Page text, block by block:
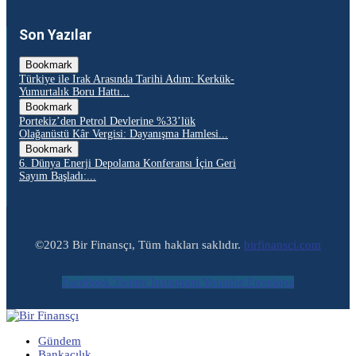
Son Yazılar
Bookmark
Türkiye ile Irak Arasında Tarihi Adım: Kerkük-
Yumurtalık Boru Hattı...
Bookmark
Portekiz’den Petrol Devlerine %33’lük
Olağanüstü Kâr Vergisi: Dayanışma Hamlesi...
Bookmark
6. Dünya Enerji Depolama Konferansı İçin Geri
Sayım Başladı:...
©2023 Bir Finansçı, Tüm hakları saklıdır. birfinansci.com
Facebook Twitter Instagram Youtube Envelope
Gündem